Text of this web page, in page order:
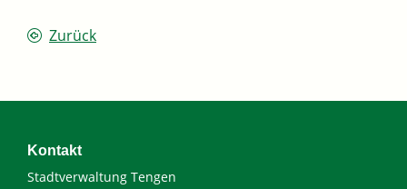
Zurück
Kontakt
Stadtverwaltung Tengen